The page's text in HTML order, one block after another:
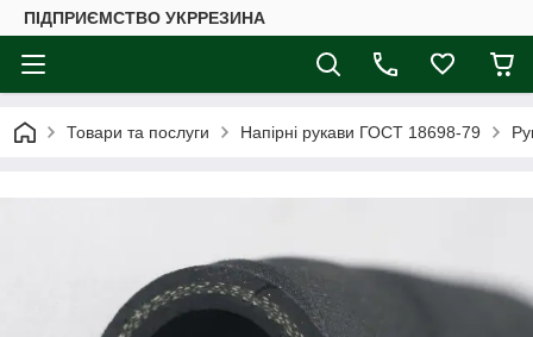
ПІДПРИЄМСТВО УКРРЕЗИНА
Товари та послуги Напірні рукави ГОСТ 18698-79